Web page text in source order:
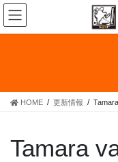
コ
ン
テ
ス
ナ
ビ
ゲ
ン
HOME 更新情報
Tamara